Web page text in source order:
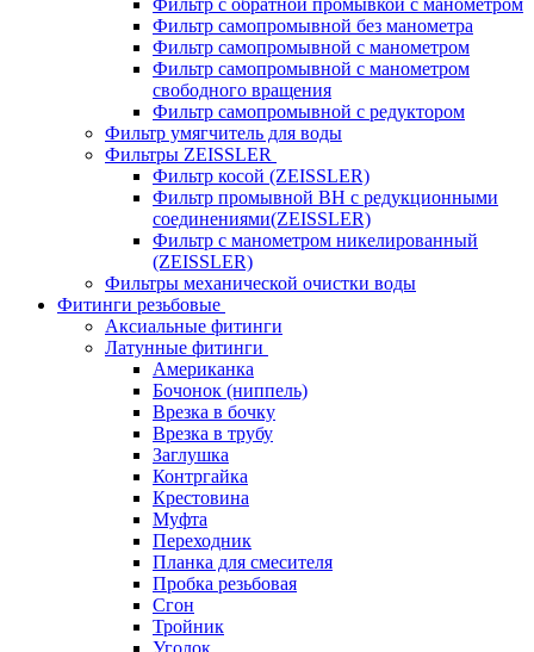
Фильтр с обратной промывкой c манометром
Фильтр самопромывной без манометра
Фильтр самопромывной с манометром
Фильтр самопромывной с манометром
свободного вращения
Фильтр самопромывной с редуктором
Фильтр умягчитель для воды
Фильтры ZEISSLER
Фильтр косой (ZEISSLER)
Фильтр промывной ВН с редукционными
соединениями(ZEISSLER)
Фильтр с манометром никелированный
(ZEISSLER)
Фильтры механической очистки воды
Фитинги резьбовые
Аксиальные фитинги
Латунные фитинги
Американка
Бочонок (ниппель)
Врезка в бочку
Врезка в трубу
Заглушка
Контргайка
Крестовина
Муфта
Переходник
Планка для смесителя
Пробка резьбовая
Сгон
Тройник
Уголок